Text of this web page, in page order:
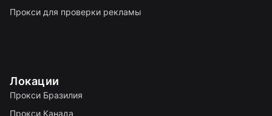
Прокси для проверки рекламы
Локации
Прокси Бразилия
Прокси Канада